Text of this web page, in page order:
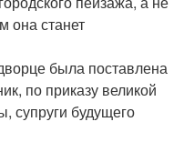
она станет
была поставлена
по приказу великой
супруги будущего